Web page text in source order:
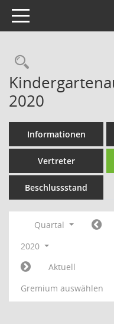
Toggle navigation
2020
Informationen
Vertreter
Beschlussstand
Quartal
2020
Aktuell
Gremium auswählen